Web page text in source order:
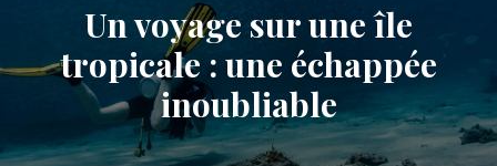
Un voyage sur une île
tropicale : une échappée
inoubliable